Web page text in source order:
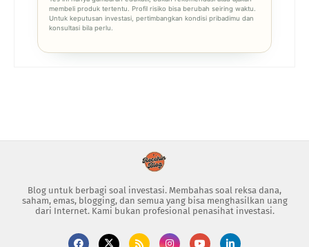
membeli produk tertentu. Profil risiko bisa berubah seiring waktu.
Untuk keputusan investasi, pertimbangkan kondisi pribadimu dan
konsultasi bila perlu.
Blog untuk berbagi soal investasi. Membahas soal reksa dana,
saham, emas, blogging, dan semua yang bisa menghasilkan uang
dari Internet. Kami bukan profesional penasihat investasi.